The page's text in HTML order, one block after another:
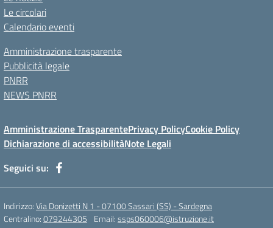
Le circolari
Calendario eventi
Amministrazione trasparente
Pubblicità legale
PNRR
NEWS PNRR
Amministrazione TrasparentePrivacy PolicyCookie Policy
Dichiarazione di accessibilitàNote Legali
Seguici su:
Indirizzo:Via Donizetti N 1 - 07100 Sassari (SS) - Sardegna
Centralino:079244305 Email:ssps060006@istruzione.it